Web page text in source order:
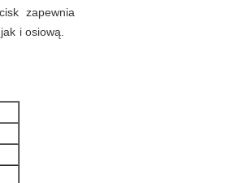
zapewnia
i osiową.